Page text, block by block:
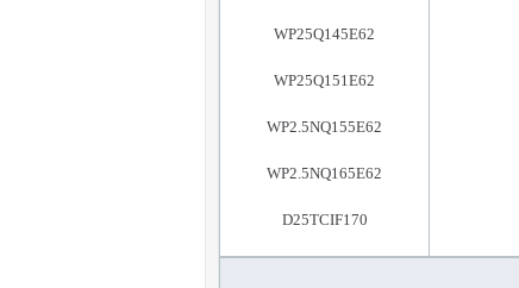
WP25Q145E62
WP25Q151E62
WP2.5NQ155E62
WP2.5NQ165E62
D25TCIF170